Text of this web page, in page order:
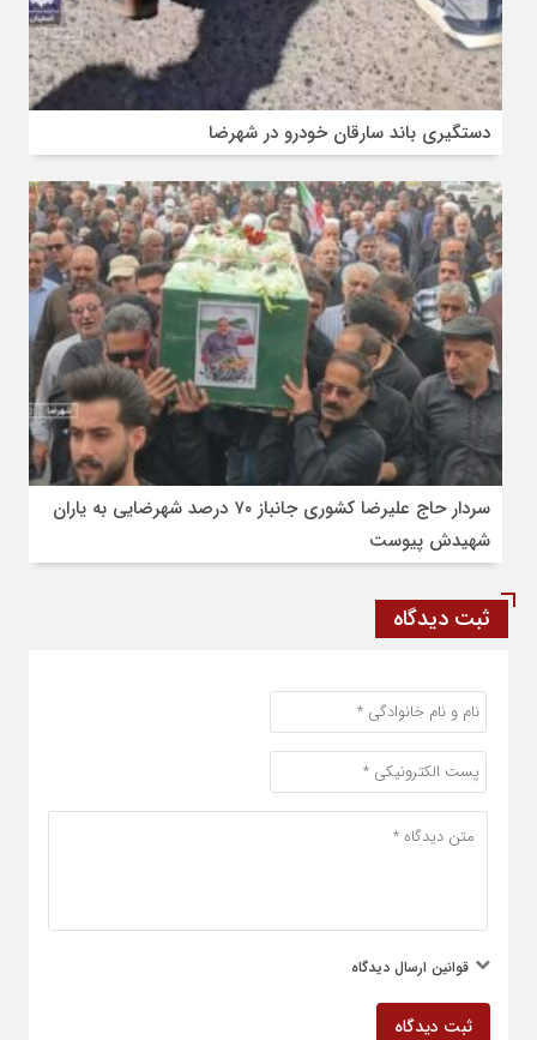
دستگیری باند سارقان خودرو در شهرضا
سردار حاج علیرضا کشوری جانباز ۷۰ درصد شهرضایی به یاران
شهیدش پیوست
ثبت دیدگاه
قوانین ارسال دیدگاه
ثبت دیدگاه